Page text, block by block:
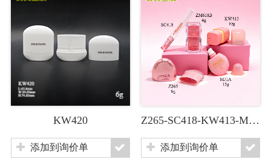
KW420
添加到询价单
Z265-SC418-KW413-MJ1A-ZM618
添加到询价单